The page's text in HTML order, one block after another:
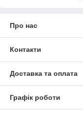
Про нас
Контакти
Доставка та оплата
Графік роботи